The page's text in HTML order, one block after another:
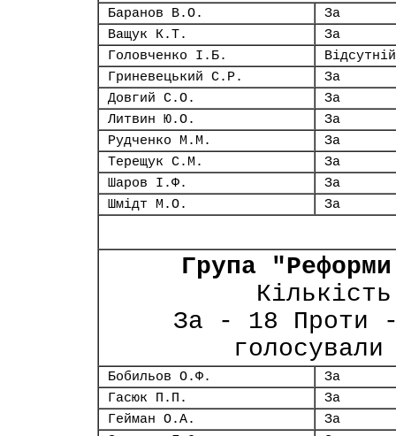
Баранов В.О.
За
Ващук К.Т.
За
Головченко І.Б.
Відсутній
Гриневецький С.Р.
За
Довгий С.О.
За
Литвин Ю.О.
За
Рудченко М.М.
За
Терещук С.М.
За
Шаров І.Ф.
За
Шмідт М.О.
За
Група
За - 18 Проти
Бобильов О.Ф.
За
Гасюк П.П.
За
Гейман О.А.
За